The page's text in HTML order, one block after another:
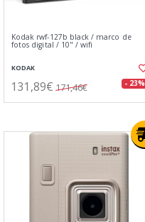
Kodak rwf-127b black / marco de
fotos digital / 10" / wifi
KODAK
131,89€ 171,46€ - 23%